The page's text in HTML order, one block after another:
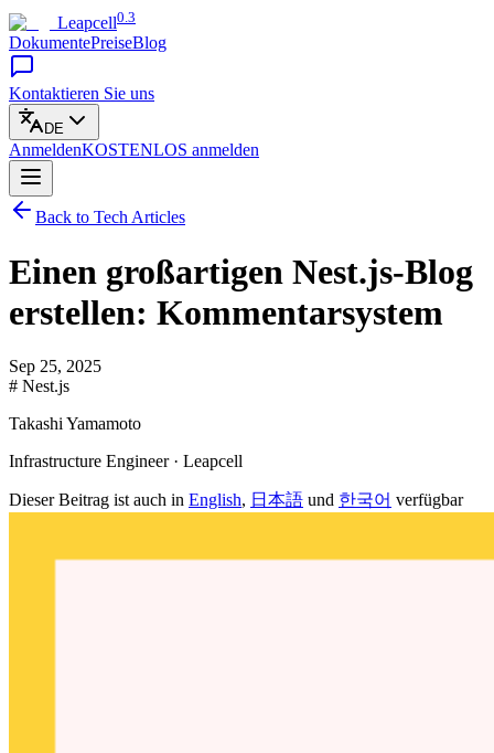
Leapcell0.3
DokumentePreiseBlog
Kontaktieren Sie uns
DE
AnmeldenKOSTENLOS anmelden
Back to Tech Articles
Einen großartigen Nest.js-Blog
erstellen: Kommentarsystem
Sep 25, 2025
# Nest.js
Takashi Yamamoto
Infrastructure Engineer · Leapcell
Dieser Beitrag ist auch in English, 日本語 und 한국어 verfügbar